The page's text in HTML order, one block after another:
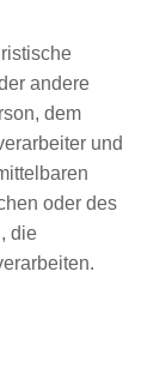
andere
dem
und
oder des
die